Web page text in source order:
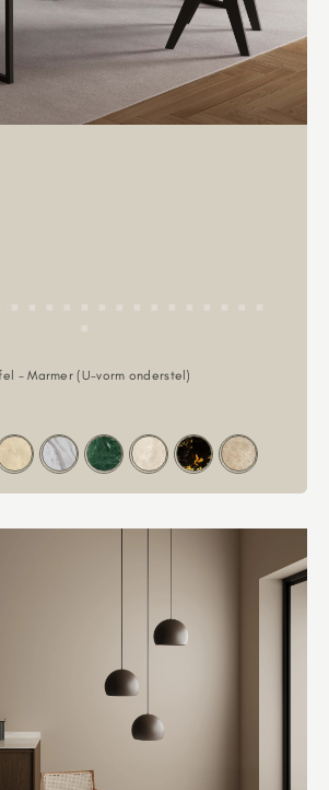
- Marmer (U-vorm onderstel)